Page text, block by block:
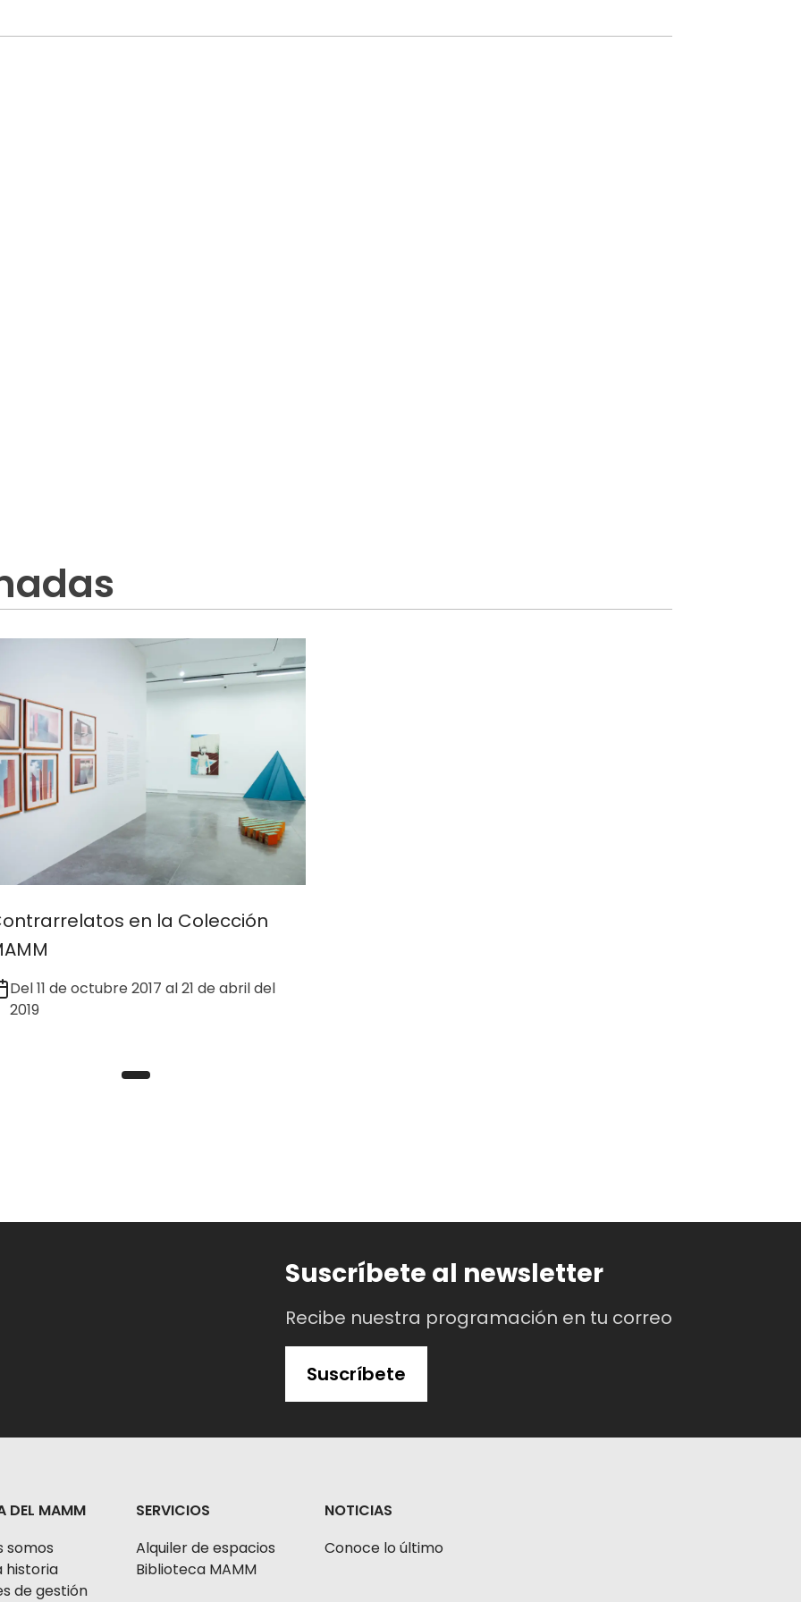
en la Colección
Del 11 de octubre 2017 al 21 de abril del
2019
Suscríbete al newsletter
Recibe nuestra programación en tu correo
Suscríbete
DEL MAMM
somos
historia
de gestión
SERVICIOS
Alquiler de espacios
Biblioteca MAMM
NOTICIAS
Conoce lo último